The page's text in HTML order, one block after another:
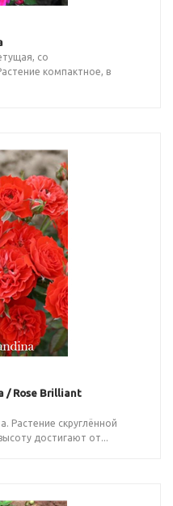
со
компактное, в
/ Rose Brilliant
Растение скруглённой
достигают от...